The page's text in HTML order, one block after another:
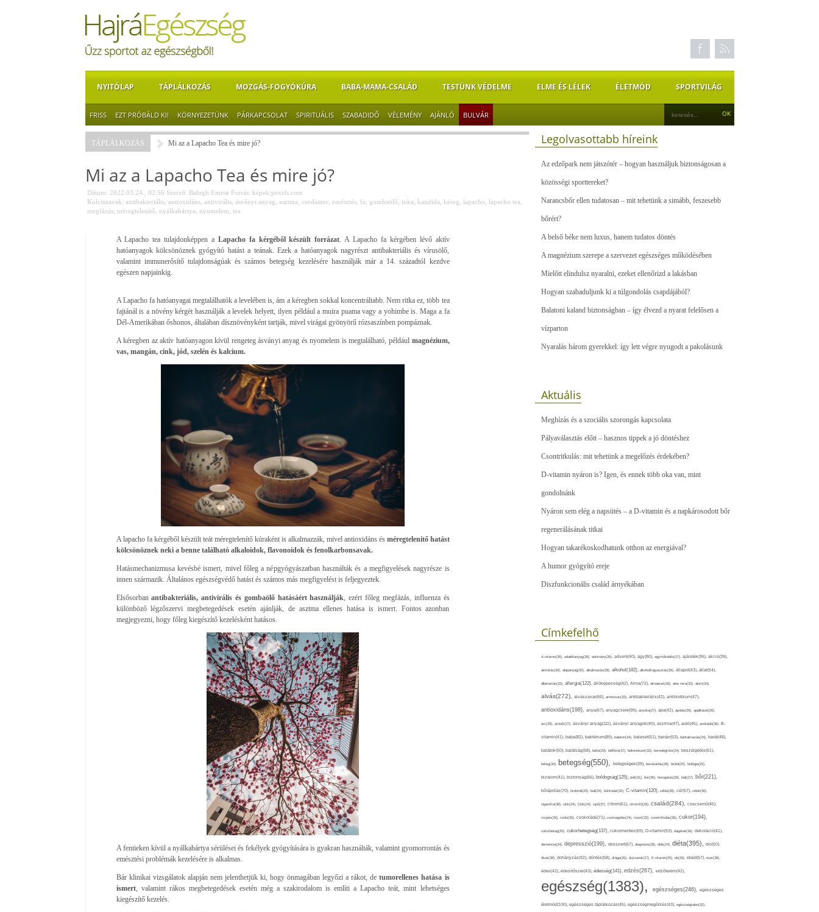
NYITÓLAP TÁPLÁLKOZÁS MOZGÁS-FOGYÓKÚRA BABA-MAMA-CSALÁD TESTÜNK VÉDELME ELME ÉS LÉLEK ÉLETMÓD SPORTVILÁG
FRISS EZT PRÓBÁLD KI! KÖRNYEZETÜNK PÁRKAPCSOLAT SPIRITUÁLIS SZABADIDŐ VÉLEMÉNY AJÁNLÓ BULVÁR
TÁPLÁLKOZÁS Mi az a Lapacho Tea és mire jó?
Mi az a Lapacho Tea és mire jó?
Dátum: 2022.03.24., 02:56 Szerző: Balogh Emese Forrás: képek:pexels.com
Kulcsszavak: antibakteriális, antioxidáns, antivirális, ásványi anyag asztma csodaszer, emésztés, fa gombaölő inka kandida kéreg lapacho lapacho tea
megfázás, méregtelenítő nyálkahártya nyomelem tea
A Lapacho tea tulajdonképpen aLapacho fa kérgéből készült forrázat . A Lapacho fa kérgében lévő aktív
hatóanyagok kölcsönöznek gyógyító hatást a teának. Ezek a hatóanyagok nagyrészt antibakteriális és vírusölő,
valamint immunerősítő tulajdonságúak és számos betegség kezelésére használják már a 14. századtól kezdve
egészen napjainkig.
A Lapacho fa hatóanyagai megtalálhatók a levelében is, ám a kéregben sokkal koncentráltabb. Nem ritka ez, több tea
fajtánál is a növény kérgét használják a levelek helyett, ilyen például a muira puama vagy a yohimbe is. Maga a fa
Dél-Amerikában őshonos, általában dísznövényként tartják, mivel virágai gyönyörű rózsaszínben pompáznak.
A kéregben az aktív hatóanyagon kívül rengeteg ásványi anyag és nyomelem is megtalálható, példáulmagnézium,
vas, mangán, cink, jód, szelén és kalcium.
A lapacho fa kérgéből készült teát méregtelenítő kúraként is alkalmazzák, mivel antioxidáns és méregtelenítő hatást
kölcsönöznek neki a benne található alkaloidok, flavonoidok és fenolkarbonsavak.
Hatásmechanizmusa kevésbé ismert, mivel főleg a népgyógyászatban használták és a megfigyelések nagyrésze is
innen származik. Általános egészségvédő hatást és számos más megfigyelést is feljegyeztek.
Elsősorbanantibakteriális, antivirális és gombaölő hatásáért használják
, ezért főleg megfázás, influenza és
különböző légzőszervi megbetegedések esetén ajánlják, de asztma ellenes hatása is ismert. Fontos azonban
megjegyezni, hogy főleg kiegészítő kezelésként hatásos.
A fentieken kívül a nyálkahártya sérülései és fekélyek gyógyítására is gyakran használták, valamint gyomorrontás és
emésztési problémák kezelésére is alkalmas.
Bár klinikai vizsgálatok alapján nem jelenthetjük ki, hogy önmagában legyőzi a rákot, detumorellenes hatása is
ismert, valamint rákos megbetegedések esetén még a szakirodalom is említi a Lapacho teát, mint lehetséges
kiegészítő kezelés.
Legolvasottabb híreink
Az edzőpark nem játszótér – hogyan használjuk biztonságosan a
közösségi sporttereket?
Narancsbőr ellen tudatosan – mit tehetünk a simább, feszesebb
bőrért?
A belső béke nem luxus, hanem tudatos döntés
A magnézium szerepe a szervezet egészséges működésében
Mielőtt elindulsz nyaralni, ezeket ellenőrizd a lakásban
Hogyan szabaduljunk ki a túlgondolás csapdájából?
Balatoni kaland biztonságban – így élvezd a nyarat felelősen a
vízparton
Nyaralás három gyerekkel: így lett végre nyugodt a pakolásunk
Aktuális
Meghízás és a szociális szorongás kapcsolata
Pályaválasztás előtt – hasznos tippek a jó döntéshez
Csontritkulás: mit tehetünk a megelőzés érdekében?
D-vitamin nyáron is? Igen, és ennek több oka van, mint
gondolnánk
Nyáron sem elég a napsütés – a D-vitamin és a napkárosodott bőr
regenerálásának titkai
Hogyan takarékoskodhatunk otthon az energiával?
A humor gyógyító ereje
Diszfunkcionális család árnyékában
Címkefelhő
A-vitamin(36), adalékanyag(28), adomány(26), advent(40), agy(80), agyműködés(27), ajándék(95), akció(39),
aktivitás(30), alapanyag(30), alkalmazás(28), alkohol(182), alkoholfogyasztás(36), állapot(43), állat(54),
állattartás(33), allergia(122), állóképesség(42), Alma(72), almaecet(26), aloe vera(33), álom(34),
alvás(272), alvászavar(66), aminosav(33), antibakteriális(42), antibiotikum(47),
antioxidáns(198), anya(67), anyagcsere(99), anyuka(27), apa(42), ápolás(29), applikáció(26),
arc(29), arcbőr(27), ásványi anyag(111), ásványi anyagok(40), asztma(47), autó(46), avokádó(36), B-
vitamin(41), baba(82), baktérium(89), balaton(34), baleset(51), banán(53), bántalmazás(24), barát(48),
barátok(50), barátság(58), béke(29), bélflóra(37), bélrendszer(33), bemelegítés(24), beszélgetés(61),
beteg(34), betegség(550), betegségek(39), bevásárlás(28), bicikli(25), biológia(25),
bizalom(41), biztonság(66), boldogság(125), bolt(31), bor(36), borogatás(28), böjt(27), bőr(221),
bőrápolás(70), brokkoli(29), buli(24), bűntudat(32), C-vitamin(120), cékla(28), cél(57), célok(30),
cigaretta(38), cikk(24), Cink(24), cipő(37), citrom(61), citromfű(26), család(284), csecsemő(45),
csípés(26), csoki(35), csokoládé(71), csomagolás(24), csont(33), csontritkulás(36), cukor(194),
cukorbeteg(25), cukorbetegség(137), cukormentes(69), D-vitamin(53), daganat(36), dekoráció(41),
demencia(34), depresszió(199), desszert(67), diagnózis(28), diák(24), diéta(395), dió(50),
divat(38), dohányzás(92), döntés(58), drága(26), duzzanat(27), E-vitamin(25), eb(26), ebéd(57), ecet(38),
édes(42), édesítőszer(43), édesség(141), edzés(267), edzőterem(42),
egészség(1383), egészséges(246), egészséges
életmód(100), egészséges táplálkozás(45), egészségmegőrzés(43), egészségtelen(32),